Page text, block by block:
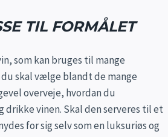
TIL FORMÅLET
som kan bruges til mange
skal vælge blandt de mange
overveje, hvordan du
vinen. Skal den serveres til et
for sig selv som en luksuriøs og